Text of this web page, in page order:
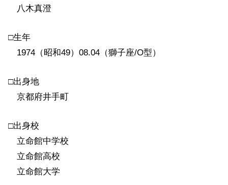
八木真澄
□生年
1974（昭和49）08.04（獅子座/O型）
□出身地
京都府井手町
□出身校
立命館中学校
立命館高校
立命館大学